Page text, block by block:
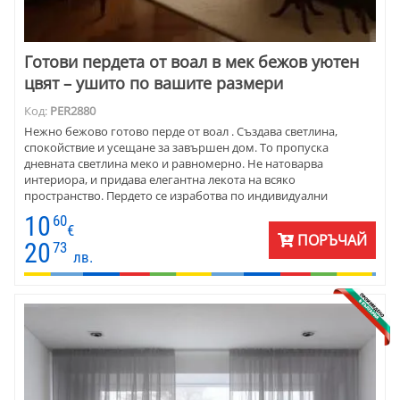
Готови пердета от воал в мек бежов уютен
цвят – ушито по вашите размери
Код: PER2880
Нежно бежово готово перде от воал . Създава светлина,
спокойствие и усещане за завършен дом. То пропуска
дневната светлина меко и равномерно. Не натоварва
интериора, и придава елегантна лекота на всяко
пространство. Пердето се изработва по индивидуални
размери, с пришит перделик и готово за окачване –
практично решение за хора, които ценят визията и
удобството. Подходящо за домове, в които уютът е на първо
място.
10 60
€
2073
лв.
ПОРЪЧАЙ